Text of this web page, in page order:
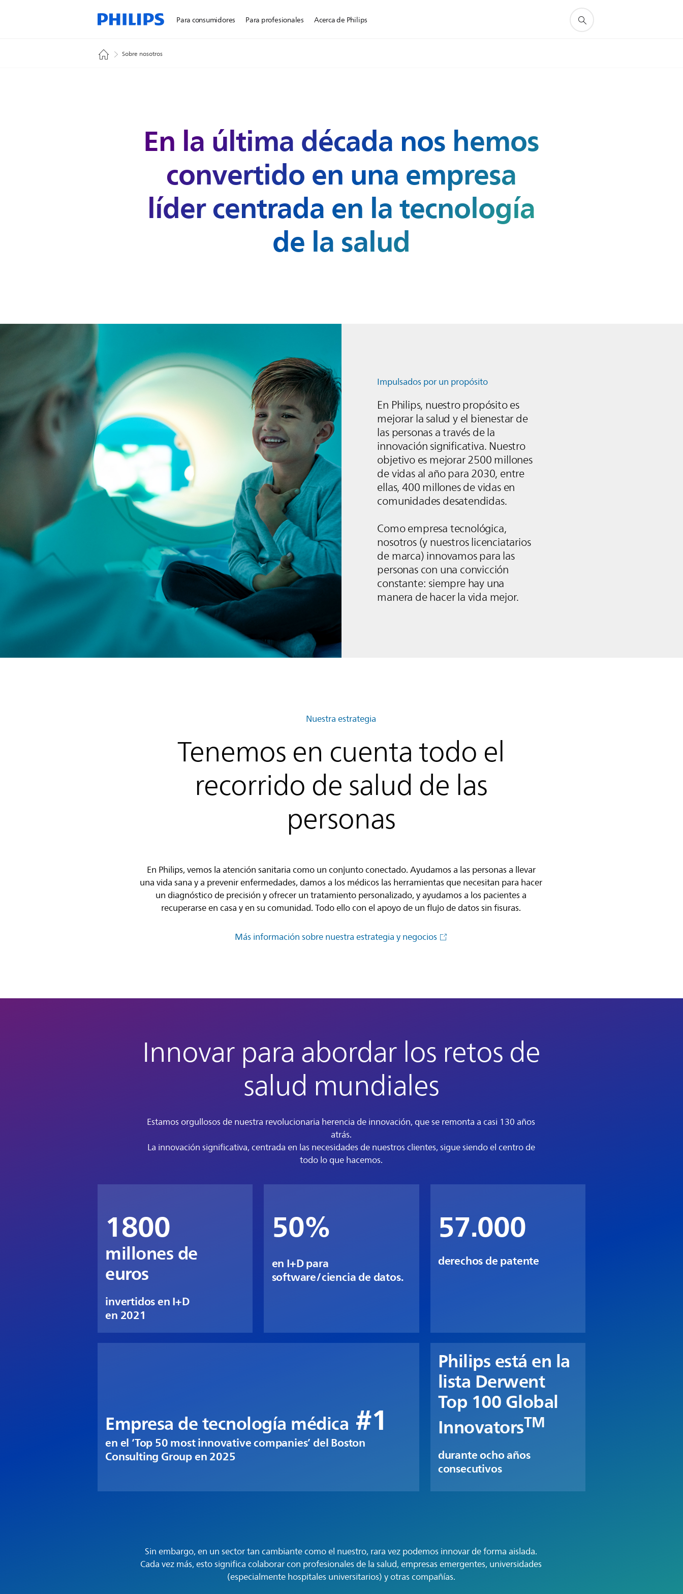
Para consumidores Para profesionales Acerca de Philips
Sobre nosotros
En la última década nos hemos
convertido en una empresa
líder centrada en la tecnología
de la salud
Impulsados por un propósito
En Philips, nuestro propósito es
mejorar la salud y el bienestar de
las personas a través de la
innovación significativa. Nuestro
objetivo es mejorar 2500 millones
de vidas al año para 2030, entre
ellas, 400 millones de vidas en
comunidades desatendidas.
Como empresa tecnológica,
nosotros (y nuestros licenciatarios
de marca) innovamos para las
personas con una convicción
constante: siempre hay una
manera de hacer la vida mejor.
Nuestra estrategia
Tenemos en cuenta todo el
recorrido de salud de las
personas
En Philips, vemos la atención sanitaria como un conjunto conectado. Ayudamos a las personas a llevar
una vida sana y a prevenir enfermedades, damos a los médicos las herramientas que necesitan para hacer
un diagnóstico de precisión y ofrecer un tratamiento personalizado, y ayudamos a los pacientes a
recuperarse en casa y en su comunidad. Todo ello con el apoyo de un flujo de datos sin fisuras.
Más información sobre nuestra estrategia y negocios
Innovar para abordar los retos de
salud mundiales
Estamos orgullosos de nuestra revolucionaria herencia de innovación, que se remonta a casi 130 años
atrás.
La innovación significativa, centrada en las necesidades de nuestros clientes, sigue siendo el centro de
todo lo que hacemos.
1800
millones de
euros
invertidos en I+D
en 2021
50%
en I+D para
software/ciencia de datos.
57.000
derechos de patente
Empresa de tecnología médica #1
en el ‘Top 50 most innovative companies’ del Boston
Consulting Group en 2025
Philips está en la
lista Derwent
Top 100 Global
InnovatorsTM
durante ocho años
consecutivos
Sin embargo, en un sector tan cambiante como el nuestro, rara vez podemos innovar de forma aislada.
Cada vez más, esto significa colaborar con profesionales de la salud, empresas emergentes, universidades
(especialmente hospitales universitarios) y otras compañías.